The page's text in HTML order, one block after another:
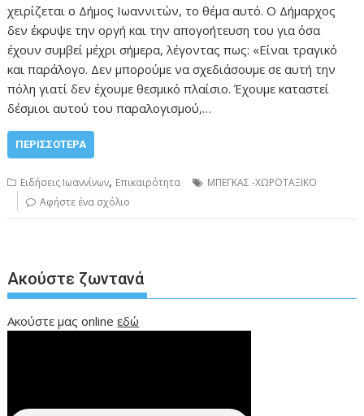
χειρίζεται ο Δήμος Ιωαννιτών, το θέμα αυτό. Ο Δήμαρχος
δεν έκρυψε την οργή και την απογοήτευση του για όσα
έχουν συμβεί μέχρι σήμερα, λέγοντας πως: «Είναι τραγικό
και παράλογο. Δεν μπορούμε να σχεδιάσουμε σε αυτή την
πόλη γιατί δεν έχουμε θεσμικό πλαίσιο. Έχουμε καταστεί
δέσμιοι αυτού του παραλογισμού,…
ΠΕΡΙΣΣΌΤΕΡΑ
Ειδήσεις Ιωαννίνων, Επικαιρότητα
ΜΠΕΓΚΑΣ -ΧΩΡΟΤΑΞΙΚΟ
Αφήστε ένα σχόλιο
Ακούστε ζωντανά
Ακούστε μας onlineεδώ